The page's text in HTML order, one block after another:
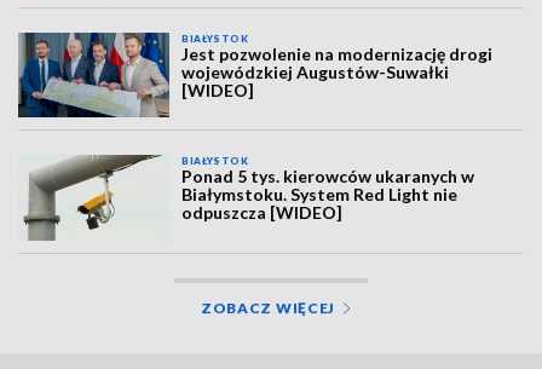
BIAŁYSTOK
Jest pozwolenie na modernizację drogi
wojewódzkiej Augustów-Suwałki
[WIDEO]
BIAŁYSTOK
Ponad 5 tys. kierowców ukaranych w
Białymstoku. System Red Light nie
odpuszcza [WIDEO]
ZOBACZ WIĘCEJ